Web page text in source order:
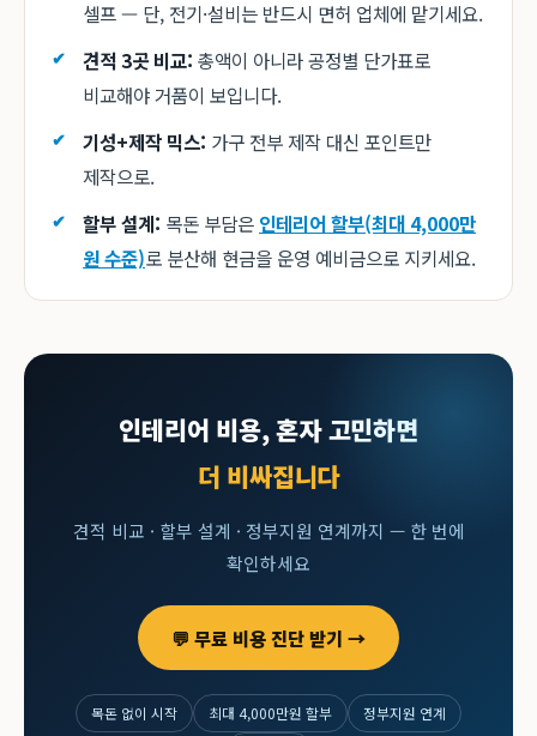
셀프 — 단, 전기·설비는 반드시 면허 업체에 맡기세요.
견적 3곳 비교: 총액이 아니라 공정별 단가표로
비교해야 거품이 보입니다.
기성+제작 믹스: 가구 전부 제작 대신 포인트만
제작으로.
할부 설계: 목돈 부담은 인테리어 할부(최대 4,000만
원 수준)로 분산해 현금을 운영 예비금으로 지키세요.
인테리어 비용, 혼자 고민하면
더 비싸집니다
견적 비교 · 할부 설계 · 정부지원 연계까지 — 한 번에
확인하세요
💬 무료 비용 진단 받기 →
목돈 없이 시작 최대 4,000만원 할부
정부지원 연계